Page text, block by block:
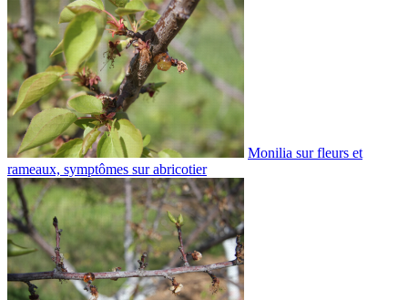
Monilia sur fleurs et
rameaux, symptômes sur abricotier